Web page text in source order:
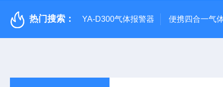
热门搜索： YA-D300气体报警器 便携四合一气